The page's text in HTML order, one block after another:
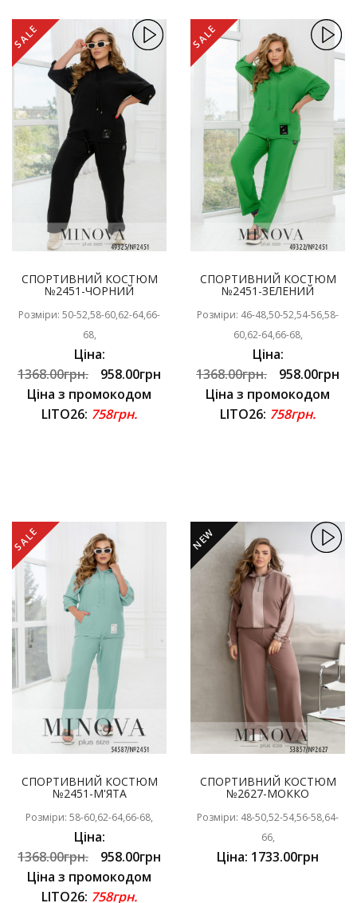
SALE
СПОРТИВНИЙ КОСТЮМ
№2451-ЧОРНИЙ
Розміри: 50-52,58-60,62-64,66-
68,
Ціна:
1368.00грн.
958.00грн
Ціна з промокодом
LITO26: 758грн.
SALE
СПОРТИВНИЙ КОСТЮМ
№2451-ЗЕЛЕНИЙ
Розміри: 46-48,50-52,54-56,58-
60,62-64,66-68,
Ціна:
1368.00грн.
958.00грн
Ціна з промокодом
LITO26: 758грн.
SALE
СПОРТИВНИЙ КОСТЮМ
№2451-М'ЯТА
Розміри: 58-60,62-64,66-68,
Ціна:
1368.00грн.
958.00грн
Ціна з промокодом
LITO26: 758грн.
NEW
СПОРТИВНИЙ КОСТЮМ
№2627-МОККО
Розміри: 48-50,52-54,56-58,64-
66,
Ціна: 1733.00грн